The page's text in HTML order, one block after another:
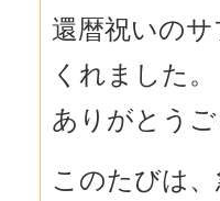
還暦祝いの
くれました。
ありがとう
このたびは